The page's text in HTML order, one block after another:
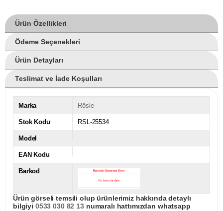
Ürün Özellikleri
Ödeme Seçenekleri
Ürün Detayları
Teslimat ve İade Koşulları
Marka Rösle
Stok Kodu RSL-25534
Model
EAN Kodu
Barkod
Ürün görseli temsili olup ürünlerimiz hakkında detaylı
bilgiyi 0533 030 82 13numaralı hattımızdan whatsapp